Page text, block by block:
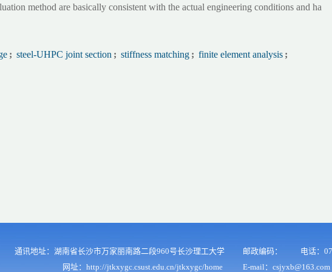
method are basically consistent with the actual engineering conditions and ha
; steel-UHPC joint section ; stiffness matching ; finite element analysis ;
通讯地址：湖南省长沙市万家丽南路二段960号长沙理工大学 邮政编码：
电话：
网址：http://jtkxygc.csust.edu.cn/jtkxygc/home
E-mail：csjyxb@163.com